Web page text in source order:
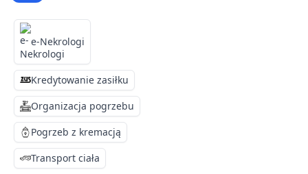
e-Nekrologi
Kredytowanie zasiłku
Organizacja pogrzebu
Pogrzeb z kremacją
Transport ciała